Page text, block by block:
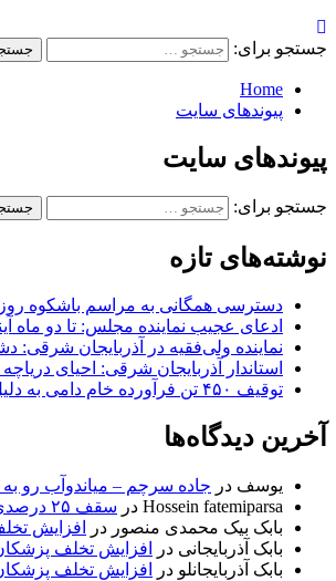
جستجو برای:
Home
پیوندهای سایت
پیوندهای سایت
جستجو برای:
نوشته‌های تازه
دسترسی همگانی به مراسم باشکوه
ادعای عجیب نماینده مجلس: تا دو ماه
نماینده ولی‌فقیه در آذربایجان شرقی:
استاندار آذربایجان شرقی: احیای
توقیف ۴۵۰ تن فرآورده خام دامی به دلیل رعایت نکردن ضوابط بهداشتی
آخرین دیدگاه‌ها
یوسف در جاده سرچم – میاندوآب رو
Hossein fatemiparsa در سقف ۲۵ درصدی افزایش اجاره‌بها در آذربایجان شرقی اجرا می‌شود
بابک بیک محمدی منصور در
افزایش
بابک آذربایجانی در
افزایش تخلف
بابک آذربایجانلو در افزایش تخلف